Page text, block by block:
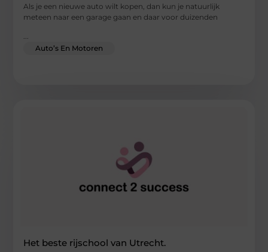
Als je een nieuwe auto wilt kopen, dan kun je natuurlijk
meteen naar een garage gaan en daar voor duizenden
...
Auto’s En Motoren
Het beste rijschool van Utrecht.